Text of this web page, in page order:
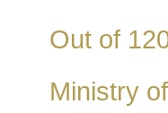
Out of
Ministry